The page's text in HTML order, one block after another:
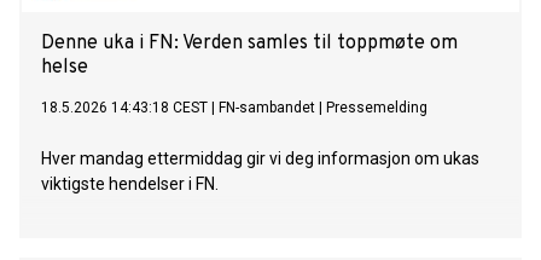
Denne uka i FN: Verden samles til toppmøte om
helse
18.5.2026 14:43:18 CEST FN-sambandet Pressemelding
Hver mandag ettermiddag gir vi deg informasjon om ukas
viktigste hendelser i FN.